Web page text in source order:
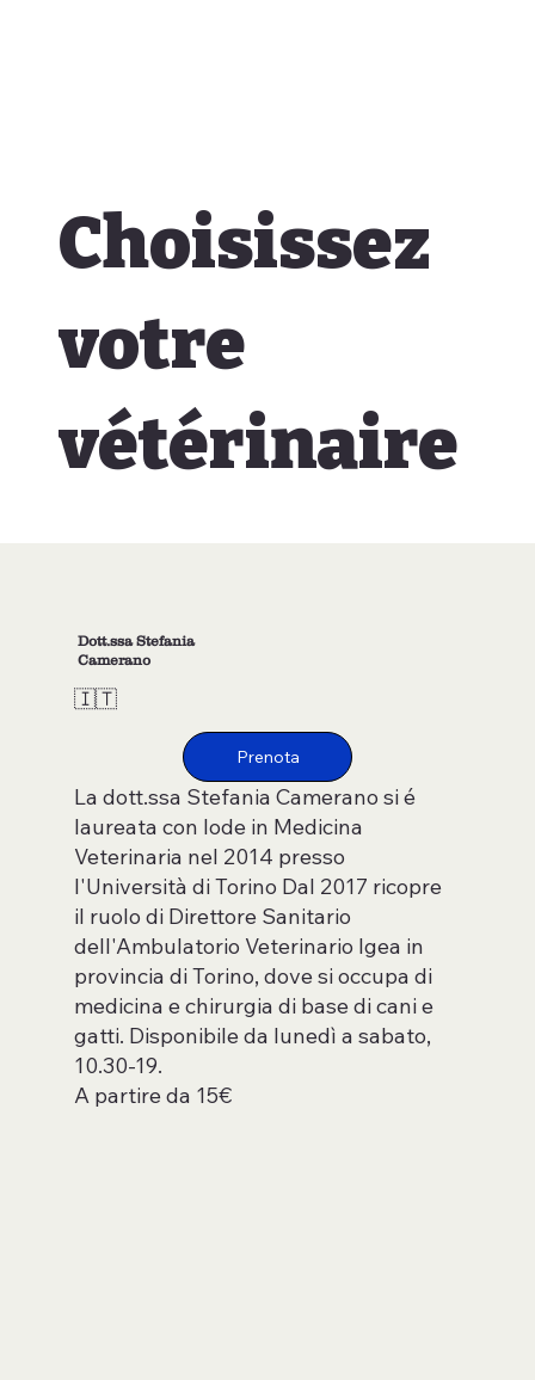
Dott.ssa Stefania
Camerano
🇮🇹
La dott.ssa Stefania Camerano si é
laureata con lode in Medicina
Veterinaria nel 2014 presso
l'Università di Torino Dal 2017 ricopre
il ruolo di Direttore Sanitario
dell'Ambulatorio Veterinario Igea in
provincia di Torino, dove si occupa di
medicina e chirurgia di base di cani e
gatti. Disponibile da lunedì a sabato,
10.30-19.
A partire da 15€
Choisissez
votre
vétérinaire